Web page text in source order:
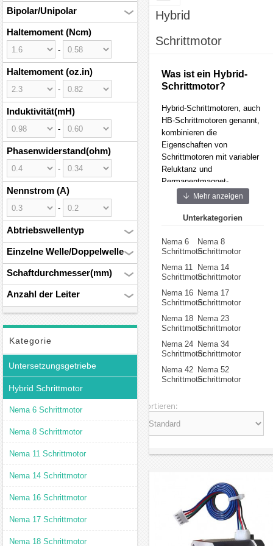
Bipolar/Unipolar
Haltemoment (Ncm)
-
Haltemoment (oz.in)
-
Induktivität(mH)
-
Phasenwiderstand(ohm)
-
Nennstrom (A)
-
Abtriebswellentyp
Einzelne Welle/Doppelwelle
Schaftdurchmesser(mm)
Anzahl der Leiter
Kategorie
Untersetzungsgetriebe
Hybrid Schrittmotor
Nema 6 Schrittmotor
Nema 8 Schrittmotor
Nema 11 Schrittmotor
Nema 14 Schrittmotor
Nema 16 Schrittmotor
Nema 17 Schrittmotor
Nema 18 Schrittmotor
Hybrid
Schrittmotor
Was ist ein Hybrid-
Schrittmotor?
Hybrid-Schrittmotoren, auch
HB-Schrittmotoren genannt,
kombinieren die
Eigenschaften von
Schrittmotoren mit variabler
Reluktanz und
Permanentmagnet-
Schrittmotoren. Sie erlauben
die Steuerung der
Winkelbewegung durch
so zu einer präzisen
Positionierung bei.Ein
Hybrid-Schrittmotor
kombiniert Eigenschaften
eines
permanentmagnetischen
Motors und eines
Reluktanzmotors. Er besteht
aus einem Rotor mit
Permanentmagneten und
einem Stator, der in
verschiedenen Phasen
eine präzise Positionierung
und eine höhere
Leistungsdichte im Vergleich
Funktionsprinzip
Der Hybrid-Schrittmotor
funktioniert, indem er die
Magnetfelder im Rotor und
Stator nutzt, um eine
Mehr anzeigen
Unterkategorien
Nema 6
Schrittmotor
Nema 8
Schrittmotor
Nema 11
Schrittmotor
Nema 14
Schrittmotor
Nema 16
Schrittmotor
Nema 17
Schrittmotor
Nema 18
Schrittmotor
Nema 23
Schrittmotor
Nema 24
Schrittmotor
Nema 34
Schrittmotor
Nema 42
Schrittmotor
Nema 52
Schrittmotor
Sortieren: